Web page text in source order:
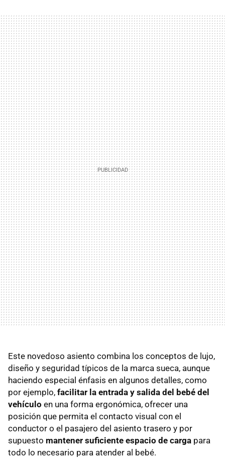
Este novedoso asiento combina los conceptos de lujo,
diseño y seguridad típicos de la marca sueca, aunque
haciendo especial énfasis en algunos detalles, como
por ejemplo, facilitar la entrada y salida del bebé del
vehículo en una forma ergonómica, ofrecer una
posición que permita el contacto visual con el
conductor o el pasajero del asiento trasero y por
supuesto mantener suficiente espacio de carga para
todo lo necesario para atender al bebé.